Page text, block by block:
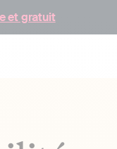
et gratuit